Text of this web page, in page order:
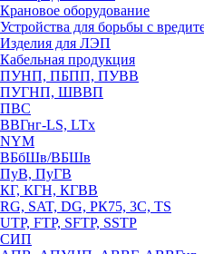
Крановое оборудование
Устройства для борьбы с
Изделия для ЛЭП
Кабельная продукция
ПУНП, ПБПП, ПУВВ
ПУГНП, ШВВП
ПВС
ВВГнг-LS, LTx
NYM
ВБбШв/ВБШв
ПуВ, ПуГВ
КГ, КГН, КГВВ
RG, SAT, DG, РК75, 3С, TS
UTP, FTP, SFTP, SSTP
СИП